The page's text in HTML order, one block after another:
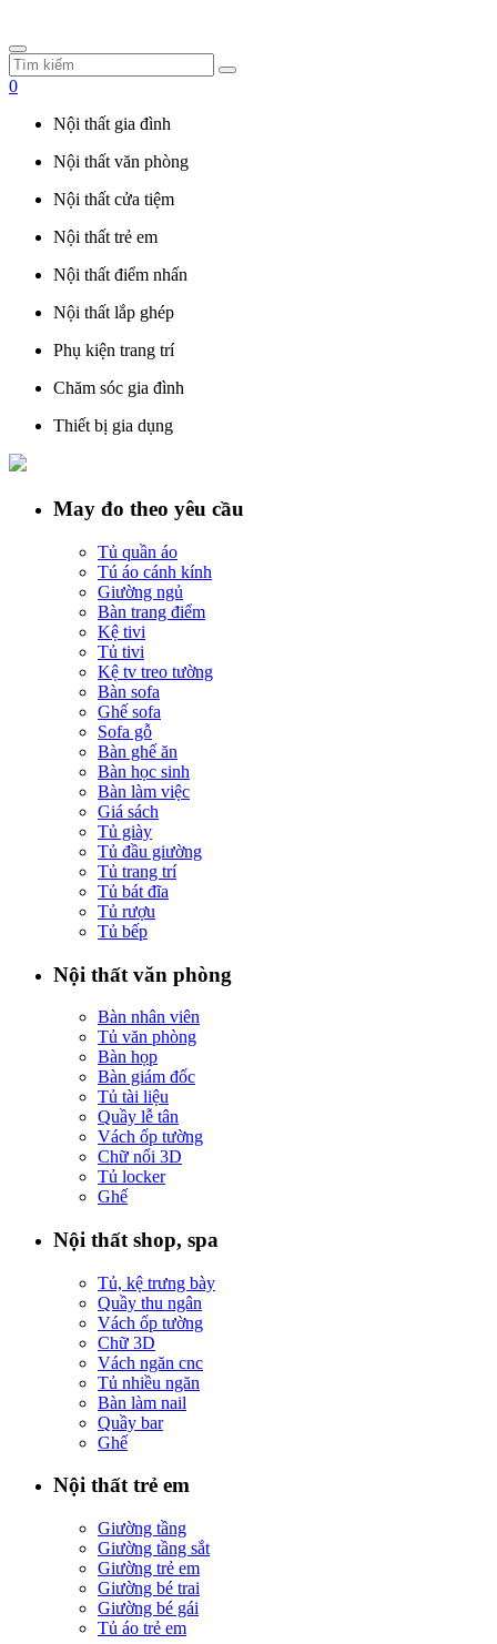
0
Nội thất gia đình
Nội thất văn phòng
Nội thất cửa tiệm
Nội thất trẻ em
Nội thất điểm nhấn
Nội thất lắp ghép
Phụ kiện trang trí
Chăm sóc gia đình
Thiết bị gia dụng
May đo theo yêu cầu
Tủ quần áo
Tú áo cánh kính
Giường ngủ
Bàn trang điểm
Kệ tivi
Tủ tivi
Kệ tv treo tường
Bàn sofa
Ghế sofa
Sofa gỗ
Bàn ghế ăn
Bàn học sinh
Bàn làm việc
Giá sách
Tủ giày
Tủ đầu giường
Tủ trang trí
Tủ bát đĩa
Tủ rượu
Tủ bếp
Nội thất văn phòng
Bàn nhân viên
Tủ văn phòng
Bàn họp
Bàn giám đốc
Tủ tài liệu
Quầy lễ tân
Vách ốp tường
Chữ nổi 3D
Tủ locker
Ghế
Nội thất shop, spa
Tủ, kệ trưng bày
Quầy thu ngân
Vách ốp tường
Chữ 3D
Vách ngăn cnc
Tủ nhiều ngăn
Bàn làm nail
Quầy bar
Ghế
Nội thất trẻ em
Giường tầng
Giường tầng sắt
Giường trẻ em
Giường bé trai
Giường bé gái
Tủ áo trẻ em